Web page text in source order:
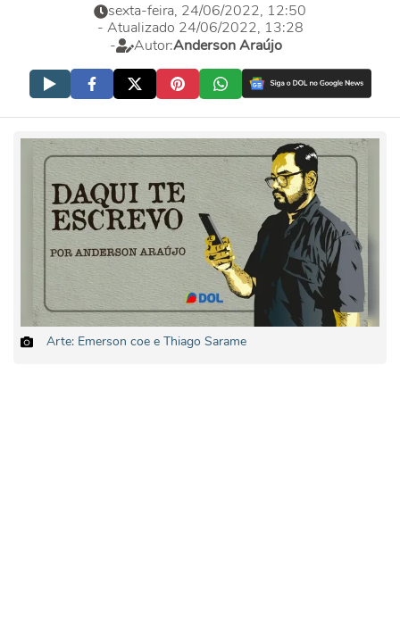
sexta-feira, 24/06/2022, 12:50
- Atualizado 24/06/2022, 13:28
-
Autor:Anderson Araújo
Arte: Emerson coe e Thiago Sarame